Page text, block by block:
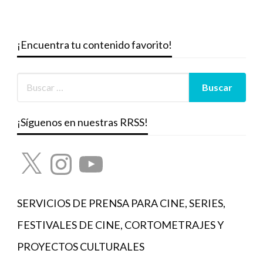
¡Encuentra tu contenido favorito!
¡Síguenos en nuestras RRSS!
X InstagramYouTube
SERVICIOS DE PRENSA PARA CINE, SERIES,
FESTIVALES DE CINE, CORTOMETRAJES Y
PROYECTOS CULTURALES